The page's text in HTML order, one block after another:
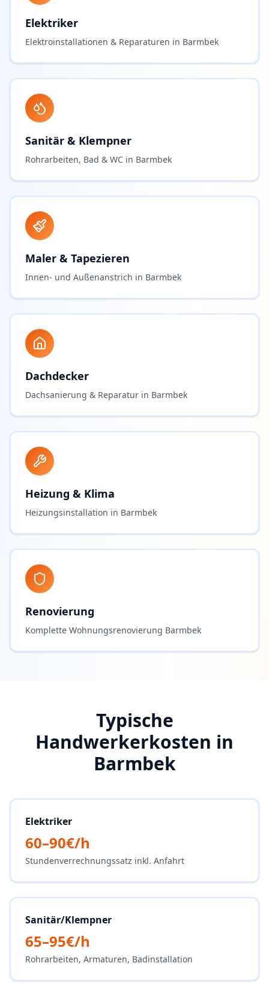
Elektriker
Elektroinstallationen & Reparaturen in Barmbek
Sanitär & Klempner
Rohrarbeiten, Bad & WC in Barmbek
Maler & Tapezieren
Innen- und Außenanstrich in Barmbek
Dachdecker
Dachsanierung & Reparatur in Barmbek
Heizung & Klima
Heizungsinstallation in Barmbek
Renovierung
Komplette Wohnungsrenovierung Barmbek
Typische
Handwerkerkosten in
Barmbek
Elektriker
60–90€/h
Stundenverrechnungssatz inkl. Anfahrt
Sanitär/Klempner
65–95€/h
Rohrarbeiten, Armaturen, Badinstallation